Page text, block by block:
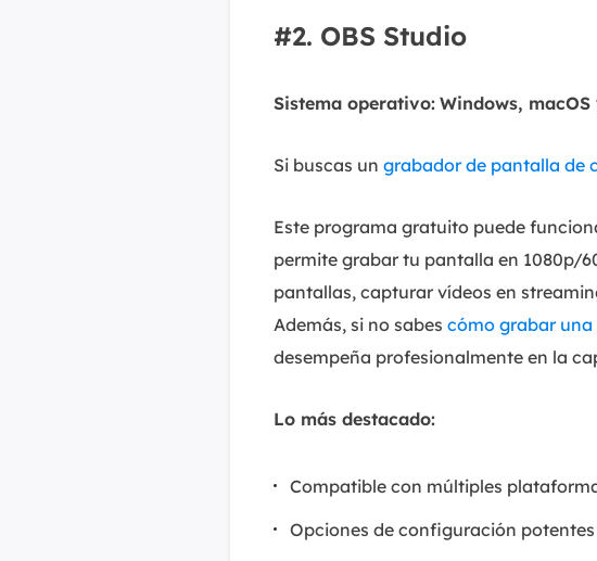
#2. OBS Studio
Sistema operativo: Windows,
Si buscas un grabador de pantalla de
Este programa gratuito puede
permite grabar tu pantalla en 1080p/
pantallas, capturar vídeos en
Además, si no sabes cómo grabar
desempeña profesionalmente en la
Lo más destacado:
Compatible con múltiples
Opciones de configuración